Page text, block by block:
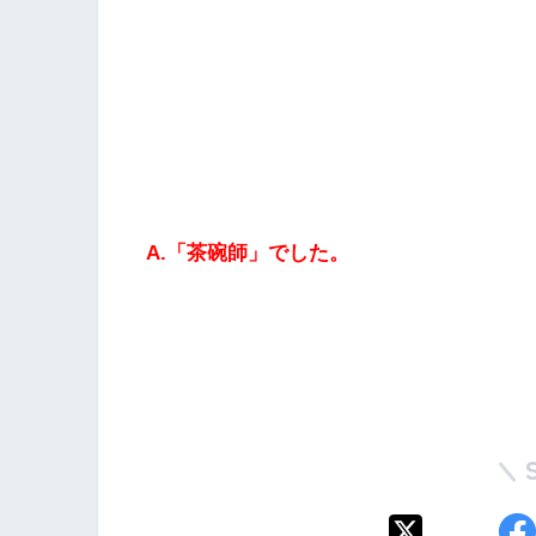
A.「茶碗師」でした。